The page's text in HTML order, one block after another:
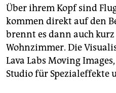
Über ihrem Kopf sind
kommen direkt auf den
brennt es dann auch
Wohnzimmer. Die
Lava Labs Moving
Studio für Spezialeffekte